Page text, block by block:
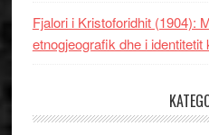
Fjalori i Kristoforidhit (1904):
etnogjeografik dhe i